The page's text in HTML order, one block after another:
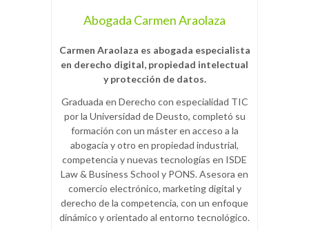
Abogada Carmen Araolaza
Carmen Araolaza es abogada especialista
en derecho digital, propiedad intelectual
y protección de datos.
Graduada en Derecho con especialidad TIC
por la Universidad de Deusto, completó su
formación con un máster en acceso a la
abogacía y otro en propiedad industrial,
competencia y nuevas tecnologías en ISDE
Law & Business School y PONS. Asesora en
comercio electrónico, marketing digital y
derecho de la competencia, con un enfoque
dinámico y orientado al entorno tecnológico.